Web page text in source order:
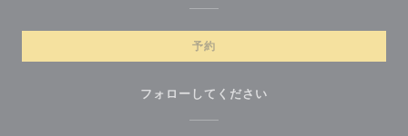
予約
フォローしてください